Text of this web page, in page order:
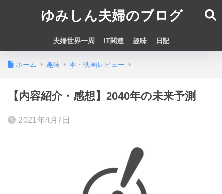
ゆみしん夫婦のブログ
夫婦世界一周 IT関連 趣味 日記
ホーム 趣味 本・映画レビュー
【内容紹介・感想】2040年の未来予測
2021年4月7日